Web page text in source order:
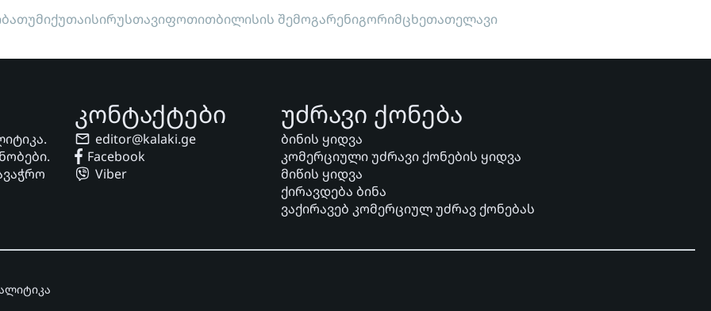
ბათუმიქუთაისირუსთავიფოთითბილისის შემოგარენიგორიმცხეთათელავი
კონტაქტები
editor@kalaki.ge
Facebook
Viber
უძრავი ქონება
ბინის ყიდვა
კომერციული უძრავი ქონების ყიდვა
მიწის ყიდვა
ქირავდება ბინა
ვაქირავებ კომერციულ უძრავ ქონებას